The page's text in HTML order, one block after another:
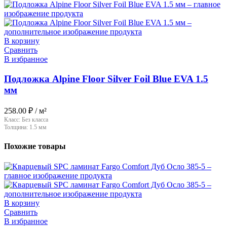
В корзину
Сравнить
В избранное
Подложка Alpine Floor Silver Foil Blue EVA 1.5
мм
258.00 ₽ / м²
Класс: Без класса
Толщина: 1.5 мм
Похожие товары
В корзину
Сравнить
В избранное